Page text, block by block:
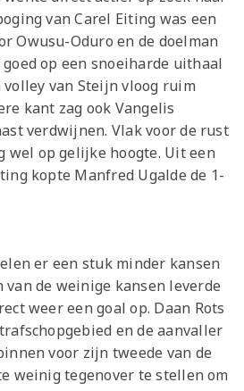
van Carel Eiting was een
Owusu-Oduro en de doelman
op een snoeiharde uithaal
volley van Steijn vloog ruim
kant zag ook Vangelis
verdwijnen. Vlak voor de rust
wel op gelijke hoogte. Uit een
kopte Manfred Ugalde de 1-
er een stuk minder kansen
de weinige kansen leverde
weer een goal op. Daan Rots
en de aanvaller
voor zijn tweede van de
weinig tegenover te stellen om